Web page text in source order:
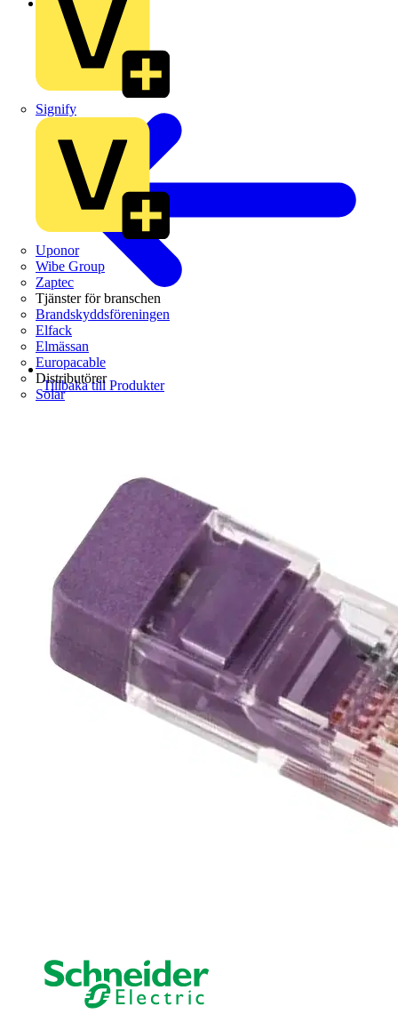
Signify
Uponor
Wibe Group
Zaptec
Tjänster för branschen
Brandskyddsföreningen
Elfack
Elmässan
Europacable
Distributörer
Solar
Tillbaka till Produkter